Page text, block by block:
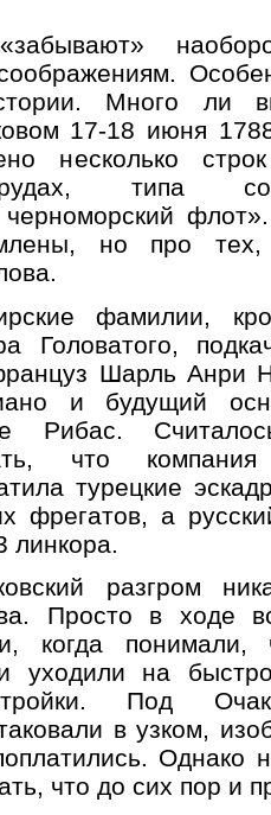
Много ли
17-18 июня
несколько
типа
но про тех,
фамилии,
Головатого,
Шарль Анри
и будущий
Считалось
что компания
турецкие
фрегатов, а
линкора.
разгром
Просто в ходе
когда
уходили на
Под
в узком,
Однако
что до сих пор и